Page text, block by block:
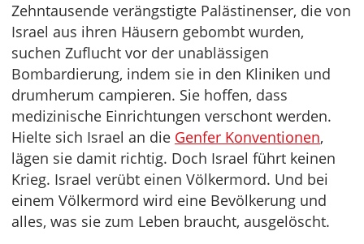
Zehntausende verängstigte Palästinenser, die von
Israel aus ihren Häusern gebombt wurden,
suchen Zuflucht vor der unablässigen
Bombardierung, indem sie in den Kliniken und
drumherum campieren. Sie hoffen, dass
medizinische Einrichtungen verschont werden.
Hielte sich Israel an die Genfer Konventionen,
lägen sie damit richtig. Doch Israel führt keinen
Krieg. Israel verübt einen Völkermord. Und bei
einem Völkermord wird eine Bevölkerung und
alles, was sie zum Leben braucht, ausgelöscht.